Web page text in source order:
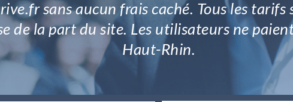
sans aucun frais caché. Tous les
de la part du site. Les utilisateurs ne
Haut-Rhin.